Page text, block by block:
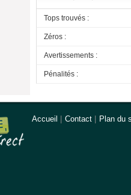
Tops trouvés :
Zéros :
Avertissements :
Pénalités :
Accueil Contact Plan du